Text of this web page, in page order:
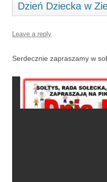
Dzień Dziecka w
Leave a reply
Serdecznie zapraszamy w